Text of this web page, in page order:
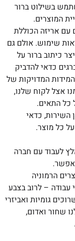
בשילוט ברור
המוצרים.
עם אריזה הכוללת
שימוש. אולם גם
כיתוב ברור על
כדאי להדביק
המדויקות של
אצל לקוח שלנו,
כל התאים.
השירות, כדאי
כל מוצר.
לעבוד עם חברה
הרמוניה
– לרוב בצבע
גומיות ואביזרי
שחור ואדום,